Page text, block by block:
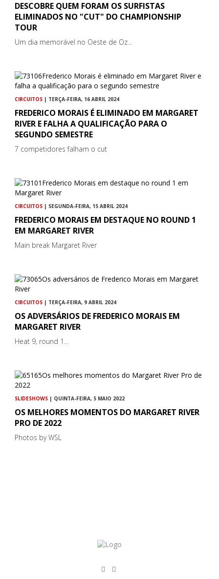
DESCOBRE QUEM FORAM OS SURFISTAS
ELIMINADOS NO "CUT" DO CHAMPIONSHIP
TOUR
Um dia memorável no Oeste de Oz...
CIRCUITOS | TERÇA-FEIRA, 16 ABRIL 2024
FREDERICO MORAIS É ELIMINADO EM MARGARET
RIVER E FALHA A QUALIFICAÇÃO PARA O
SEGUNDO SEMESTRE
7 competidores falham o cut
CIRCUITOS | SEGUNDA-FEIRA, 15 ABRIL 2024
FREDERICO MORAIS EM DESTAQUE NO ROUND 1
EM MARGARET RIVER
Main break Margaret River
CIRCUITOS | TERÇA-FEIRA, 9 ABRIL 2024
OS ADVERSÁRIOS DE FREDERICO MORAIS EM
MARGARET RIVER
Heat 9, round 1...
SLIDESHOWS | QUINTA-FEIRA, 5 MAIO 2022
OS MELHORES MOMENTOS DO MARGARET RIVER
PRO DE 2022
Photos by WSL